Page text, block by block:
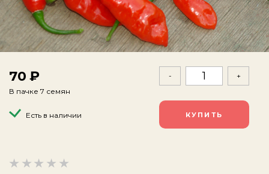
70
В пачке 7 семян
Есть в наличии
- +